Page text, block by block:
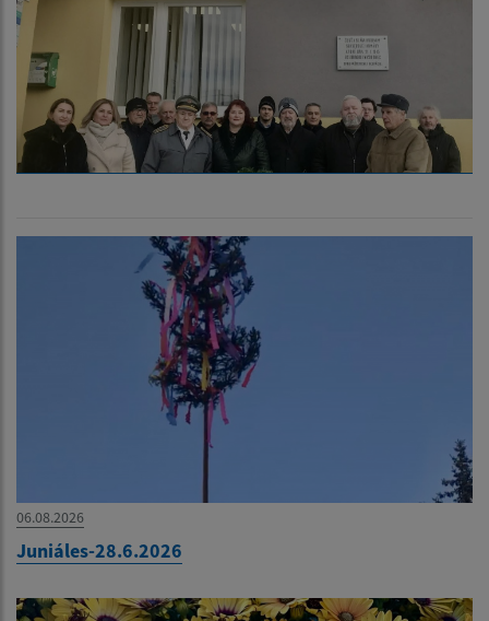
06.08.2026
Juniáles-28.6.2026